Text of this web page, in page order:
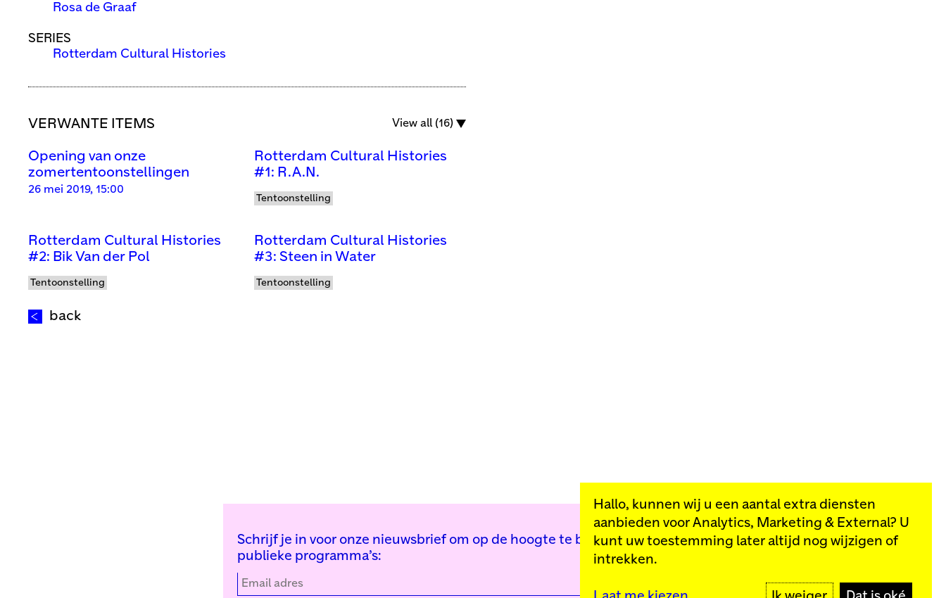
Rosa de Graaf
SERIES
Rotterdam Cultural Histories
VERWANTE ITEMS View all (16)
Opening van onze
zomertentoonstellingen
26 mei 2019, 15:00
Rotterdam Cultural Histories
#1: R.A.N.
Tentoonstelling
Rotterdam Cultural Histories
#2: Bik Van der Pol
Tentoonstelling
Rotterdam Cultural Histories
#3: Steen in Water
Tentoonstelling
back
Schrijf je in voor onze nieuwsbrief om op de hoogte te blijven van onze
publieke programma’s:
Hallo, kunnen wij u een aantal extra diensten
aanbieden voor Analytics, Marketing & External? U
kunt uw toestemming later altijd nog wijzigen of
intrekken.